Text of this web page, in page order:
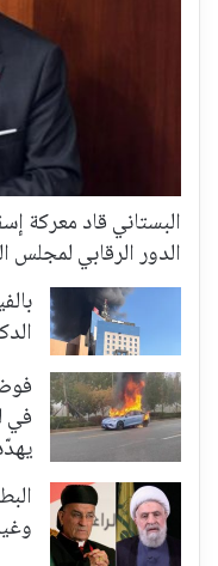
البستاني قاد معركة
الدور الرقابي لمجلس
في